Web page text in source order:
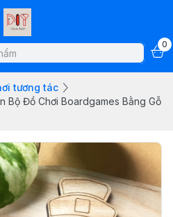
0
tương tác
Bộ Đồ Chơi Boardgames Bằng Gỗ